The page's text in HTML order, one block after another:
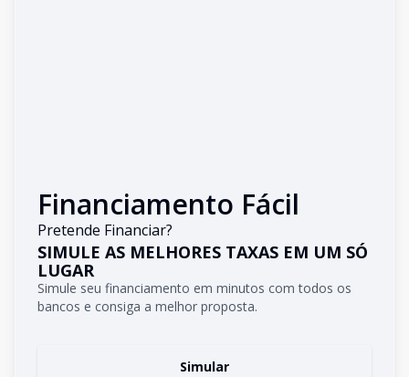
Financiamento Fácil
Pretende Financiar?
SIMULE AS MELHORES TAXAS EM UM SÓ
LUGAR
Simule seu financiamento em minutos com todos os
bancos e consiga a melhor proposta.
Simular